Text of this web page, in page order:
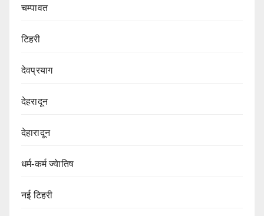
चम्पावत
टिहरी
देवप्रयाग
देहरादून
देहारादून
धर्म-कर्म ज्येातिष
नई टिहरी